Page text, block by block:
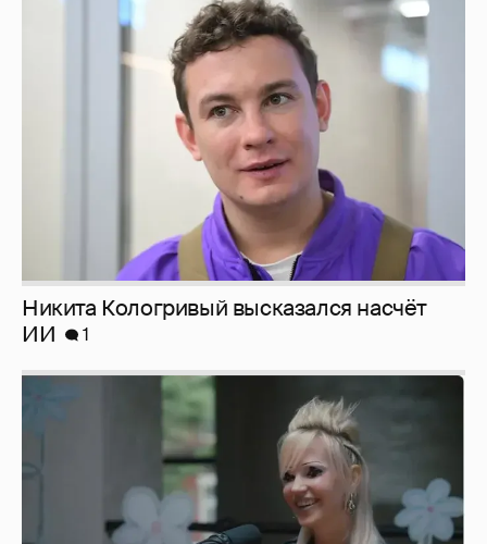
Никита Кологривый высказался насчёт
ИИ
1